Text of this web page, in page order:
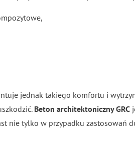
jednak takiego komfortu i
Beton architektoniczny GRC
nie tylko w przypadku zastosowań